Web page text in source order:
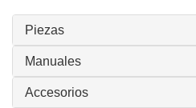
Piezas
Manuales
Accesorios